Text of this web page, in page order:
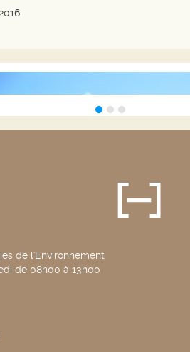
de l'Environnement
de 08h00 à 13h00